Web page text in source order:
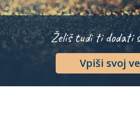
Želiš tudi ti dodati
Vpiši svoj